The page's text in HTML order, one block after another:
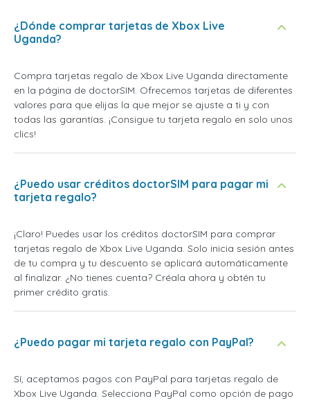
¿Dónde comprar tarjetas de Xbox Live
Uganda?
Compra tarjetas regalo de Xbox Live Uganda directamente
en la página de doctorSIM. Ofrecemos tarjetas de diferentes
valores para que elijas la que mejor se ajuste a ti y con
todas las garantías. ¡Consigue tu tarjeta regalo en solo unos
clics!
¿Puedo usar créditos doctorSIM para pagar mi
tarjeta regalo?
¡Claro! Puedes usar los créditos doctorSIM para comprar
tarjetas regalo de Xbox Live Uganda. Solo inicia sesión antes
de tu compra y tu descuento se aplicará automáticamente
al finalizar. ¿No tienes cuenta? Créala ahora y obtén tu
primer crédito gratis.
¿Puedo pagar mi tarjeta regalo con PayPal?
Sí, aceptamos pagos con PayPal para tarjetas regalo de
Xbox Live Uganda. Selecciona PayPal como opción de pago